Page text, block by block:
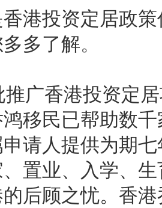
港投资定居政
多了解。
广香港投资定
移民已帮助数
请人提供为期
置业、入学、
后顾之忧。香